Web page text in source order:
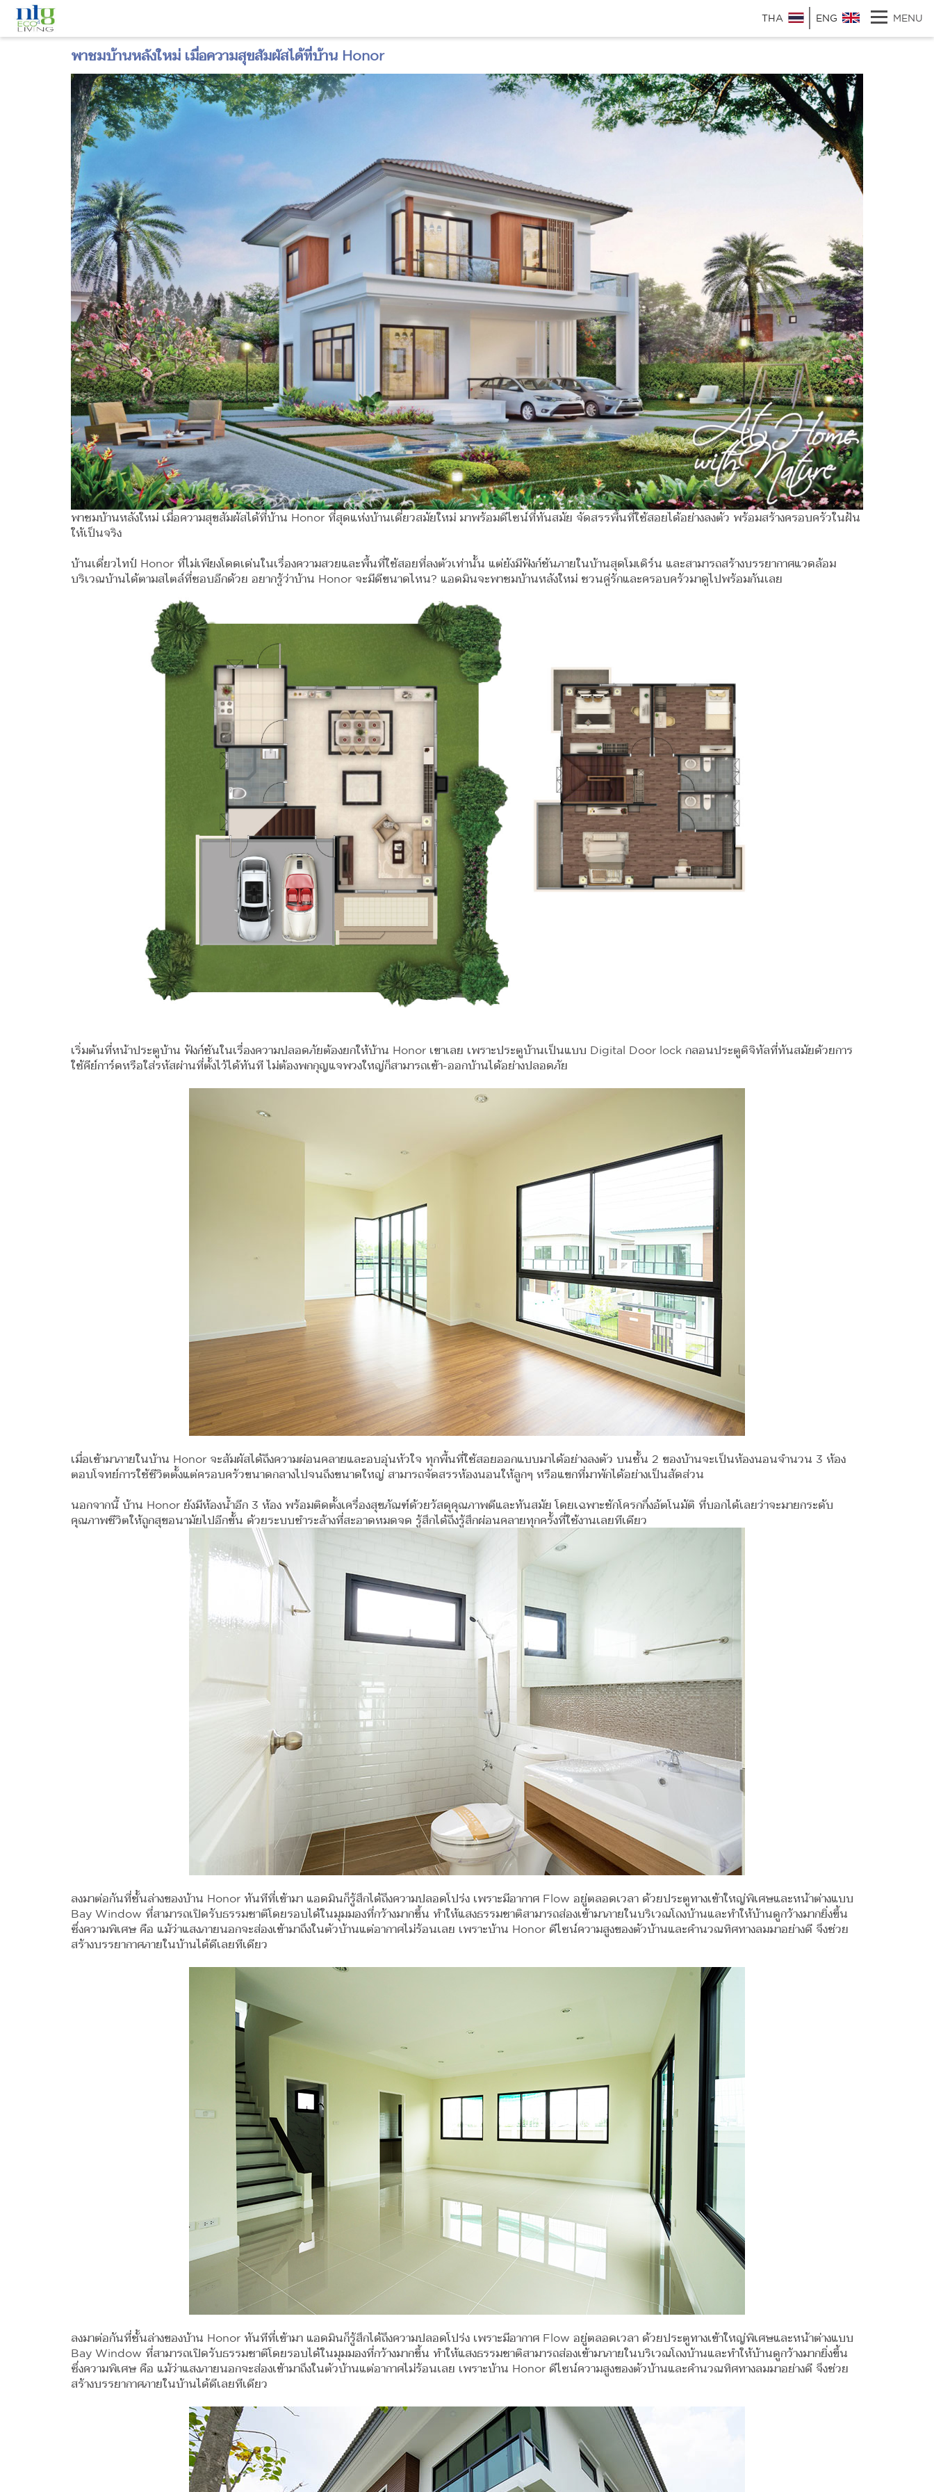
THA ENG MENU
พาชมบ้านหลังใหม่ เมื่อความสุขสัมผัสได้ที่บ้าน Honor
พาชมบ้านหลังใหม่ เมื่อความสุขสัมผัสได้ที่บ้าน Honor ที่สุดแห่งบ้านเดี่ยวสมัยใหม่ มาพร้อมดีไซน์ที่ทันสมัย จัดสรรพื้นที่ใช้สอยได้อย่างลงตัว พร้อมสร้างครอบครัวในฝัน
ให้เป็นจริง
บ้านเดี่ยวไทป์ Honor ที่ไม่เพียงโดดเด่นในเรื่องความสวยและพื้นที่ใช้สอยที่ลงตัวเท่านั้น แต่ยังมีฟังก์ชันภายในบ้านสุดโมเดิร์น และสามารถสร้างบรรยากาศแวดล้อม
บริเวณบ้านได้ตามสไตล์ที่ชอบอีกด้วย อยากรู้ว่าบ้าน Honor จะมีดีขนาดไหน? แอดมินจะพาชมบ้านหลังใหม่ ชวนคู่รักและครอบครัวมาดูไปพร้อมกันเลย
เริ่มต้นที่หน้าประตูบ้าน ฟังก์ชันในเรื่องความปลอดภัยต้องยกให้บ้าน Honor เขาเลย เพราะประตูบ้านเป็นแบบ Digital Door lock กลอนประตูดิจิทัลที่ทันสมัยด้วยการ
ใช้คีย์การ์ดหรือใส่รหัสผ่านที่ตั้งไว้ได้ทันที ไม่ต้องพกกุญแจพวงใหญ่ก็สามารถเข้า-ออกบ้านได้อย่างปลอดภัย
เมื่อเข้ามาภายในบ้าน Honor จะสัมผัสได้ถึงความผ่อนคลายและอบอุ่นหัวใจ ทุกพื้นที่ใช้สอยออกแบบมาได้อย่างลงตัว บนชั้น 2 ของบ้านจะเป็นห้องนอนจำนวน 3 ห้อง
ตอบโจทย์การใช้ชีวิตตั้งแต่ครอบครัวขนาดกลางไปจนถึงขนาดใหญ่ สามารถจัดสรรห้องนอนให้ลูกๆ หรือแขกที่มาพักได้อย่างเป็นสัดส่วน
นอกจากนี้ บ้าน Honor ยังมีห้องน้ำอีก 3 ห้อง พร้อมติดตั้งเครื่องสุขภัณฑ์ด้วยวัสดุคุณภาพดีและทันสมัย โดยเฉพาะชักโครกกึ่งอัตโนมัติ ที่บอกได้เลยว่าจะมายกระดับ
คุณภาพชีวิตให้ถูกสุขอนามัยไปอีกขั้น ด้วยระบบชำระล้างที่สะอาดหมดจด รู้สึกได้ถึงรู้สึกผ่อนคลายทุกครั้งที่ใช้งานเลยทีเดียว
ลงมาต่อกันที่ชั้นล่างของบ้าน Honor ทันทีที่เข้ามา แอดมินก็รู้สึกได้ถึงความปลอดโปร่ง เพราะมีอากาศ Flow อยู่ตลอดเวลา ด้วยประตูทางเข้าใหญ่พิเศษและหน้าต่างแบบ
Bay Window ที่สามารถเปิดรับธรรมชาติโดยรอบได้ในมุมมองที่กว้างมากขึ้น ทำให้แสงธรรมชาติสามารถส่องเข้ามาภายในบริเวณโถงบ้านและทำให้บ้านดูกว้างมากยิ่งขึ้น
ซึ่งความพิเศษ คือ แม้ว่าแสงภายนอกจะส่องเข้ามาถึงในตัวบ้านแต่อากาศไม่ร้อนเลย เพราะบ้าน Honor ดีไซน์ความสูงของตัวบ้านและคำนวณทิศทางลมมาอย่างดี จึงช่วย
สร้างบรรยากาศภายในบ้านได้ดีเลยทีเดียว
ลงมาต่อกันที่ชั้นล่างของบ้าน Honor ทันทีที่เข้ามา แอดมินก็รู้สึกได้ถึงความปลอดโปร่ง เพราะมีอากาศ Flow อยู่ตลอดเวลา ด้วยประตูทางเข้าใหญ่พิเศษและหน้าต่างแบบ
Bay Window ที่สามารถเปิดรับธรรมชาติโดยรอบได้ในมุมมองที่กว้างมากขึ้น ทำให้แสงธรรมชาติสามารถส่องเข้ามาภายในบริเวณโถงบ้านและทำให้บ้านดูกว้างมากยิ่งขึ้น
ซึ่งความพิเศษ คือ แม้ว่าแสงภายนอกจะส่องเข้ามาถึงในตัวบ้านแต่อากาศไม่ร้อนเลย เพราะบ้าน Honor ดีไซน์ความสูงของตัวบ้านและคำนวณทิศทางลมมาอย่างดี จึงช่วย
สร้างบรรยากาศภายในบ้านได้ดีเลยทีเดียว